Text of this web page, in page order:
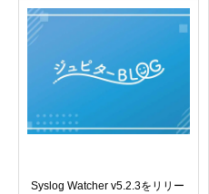
Syslog Watcher v5.2.3をリリー